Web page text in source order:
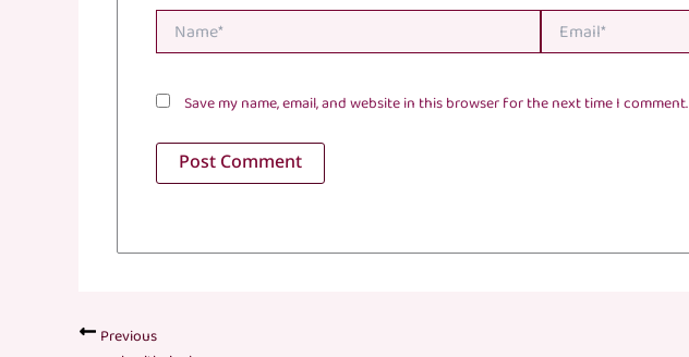
Save my name, email, and website in this browser for the next time I comment.
Previous